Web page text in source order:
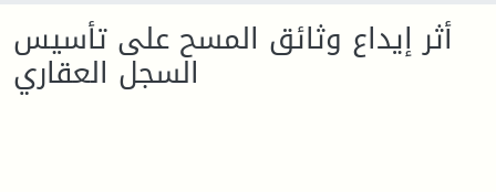
أثر إيداع وثائق المسح على تأسيس
السجل العقاري